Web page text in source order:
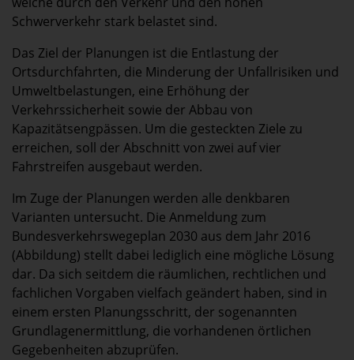
Schwerverkehr stark belastet sind.
Das Ziel der Planungen ist die Entlastung der
Ortsdurchfahrten, die Minderung der Unfallrisiken und
Umweltbelastungen, eine Erhöhung der
Verkehrssicherheit sowie der Abbau von
Kapazitätsengpässen. Um die gesteckten Ziele zu
erreichen, soll der Abschnitt von zwei auf vier
Fahrstreifen ausgebaut werden.
Im Zuge der Planungen werden alle denkbaren
Varianten untersucht. Die Anmeldung zum
Bundesverkehrswegeplan 2030 aus dem Jahr 2016
(Abbildung) stellt dabei lediglich eine mögliche Lösung
dar. Da sich seitdem die räumlichen, rechtlichen und
fachlichen Vorgaben vielfach geändert haben, sind in
einem ersten Planungsschritt, der sogenannten
Grundlagenermittlung, die vorhandenen örtlichen
Gegebenheiten abzuprüfen.